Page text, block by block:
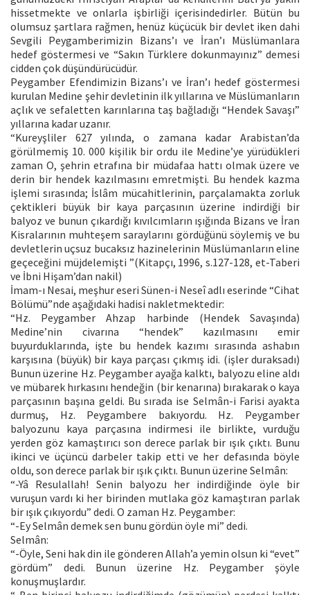
hissetmekte ve onlarla işbirliği içerisindedirler. Bütün bu
olumsuz şartlara rağmen, henüz küçücük bir devlet iken dahi
Sevgili Peygamberimizin Bizans’ı ve İran’ı Müslümanlara
hedef göstermesi ve “Sakın Türklere dokunmayınız” demesi
cidden çok düşündürücüdür.
Peygamber Efendimizin Bizans’ı ve İran’ı hedef göstermesi
kurulan Medine şehir devletinin ilk yıllarına ve Müslümanların
açlık ve sefaletten karınlarına taş bağladığı “Hendek Savaşı”
yıllarına kadar uzanır.
“Kureyşliler 627 yılında, o zamana kadar Arabistan’da
görülmemiş 10. 000 kişilik bir ordu ile Medine’ye yürüdükleri
zaman O, şehrin etrafına bir müdafaa hattı olmak üzere ve
derin bir hendek kazılmasını emretmişti. Bu hendek kazma
işlemi sırasında; İslâm mücahitlerinin, parçalamakta zorluk
çektikleri büyük bir kaya parçasının üzerine indirdiği bir
balyoz ve bunun çıkardığı kıvılcımların ışığında Bizans ve İran
Kisralarının muhteşem saraylarını gördüğünü söylemiş ve bu
devletlerin uçsuz bucaksız hazinelerinin Müslümanların eline
geçeceğini müjdelemişti ”(Kitapçı, 1996, s.127-128, et-Taberi
ve İbni Hişam’dan nakil)
İmam-ı Nesai, meşhur eseri Sünen-i Neseî adlı eserinde “Cihat
Bölümü”nde aşağıdaki hadisi nakletmektedir:
“Hz. Peygamber Ahzap harbinde (Hendek Savaşında)
Medine’nin civarına “hendek” kazılmasını emir
buyurduklarında, işte bu hendek kazımı sırasında ashabın
karşısına (büyük) bir kaya parçası çıkmış idi. (işler duraksadı)
Bunun üzerine Hz. Peygamber ayağa kalktı, balyozu eline aldı
ve mübarek hırkasını hendeğin (bir kenarına) bırakarak o kaya
parçasının başına geldi. Bu sırada ise Selmân-i Farisi ayakta
durmuş, Hz. Peygambere bakıyordu. Hz. Peygamber
balyozunu kaya parçasına indirmesi ile birlikte, vurduğu
yerden göz kamaştırıcı son derece parlak bir ışık çıktı. Bunu
ikinci ve üçüncü darbeler takip etti ve her defasında böyle
oldu, son derece parlak bir ışık çıktı. Bunun üzerine Selmân:
“-Yâ Resulallah! Senin balyozu her indirdiğinde öyle bir
vuruşun vardı ki her birinden mutlaka göz kamaştıran parlak
bir ışık çıkıyordu” dedi. O zaman Hz. Peygamber:
“-Ey Selmân demek sen bunu gördün öyle mi” dedi.
Selmân:
“-Öyle, Seni hak din ile gönderen Allah’a yemin olsun ki “evet”
gördüm” dedi. Bunun üzerine Hz. Peygamber şöyle
konuşmuşlardır.